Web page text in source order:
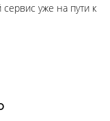
уже на пути к